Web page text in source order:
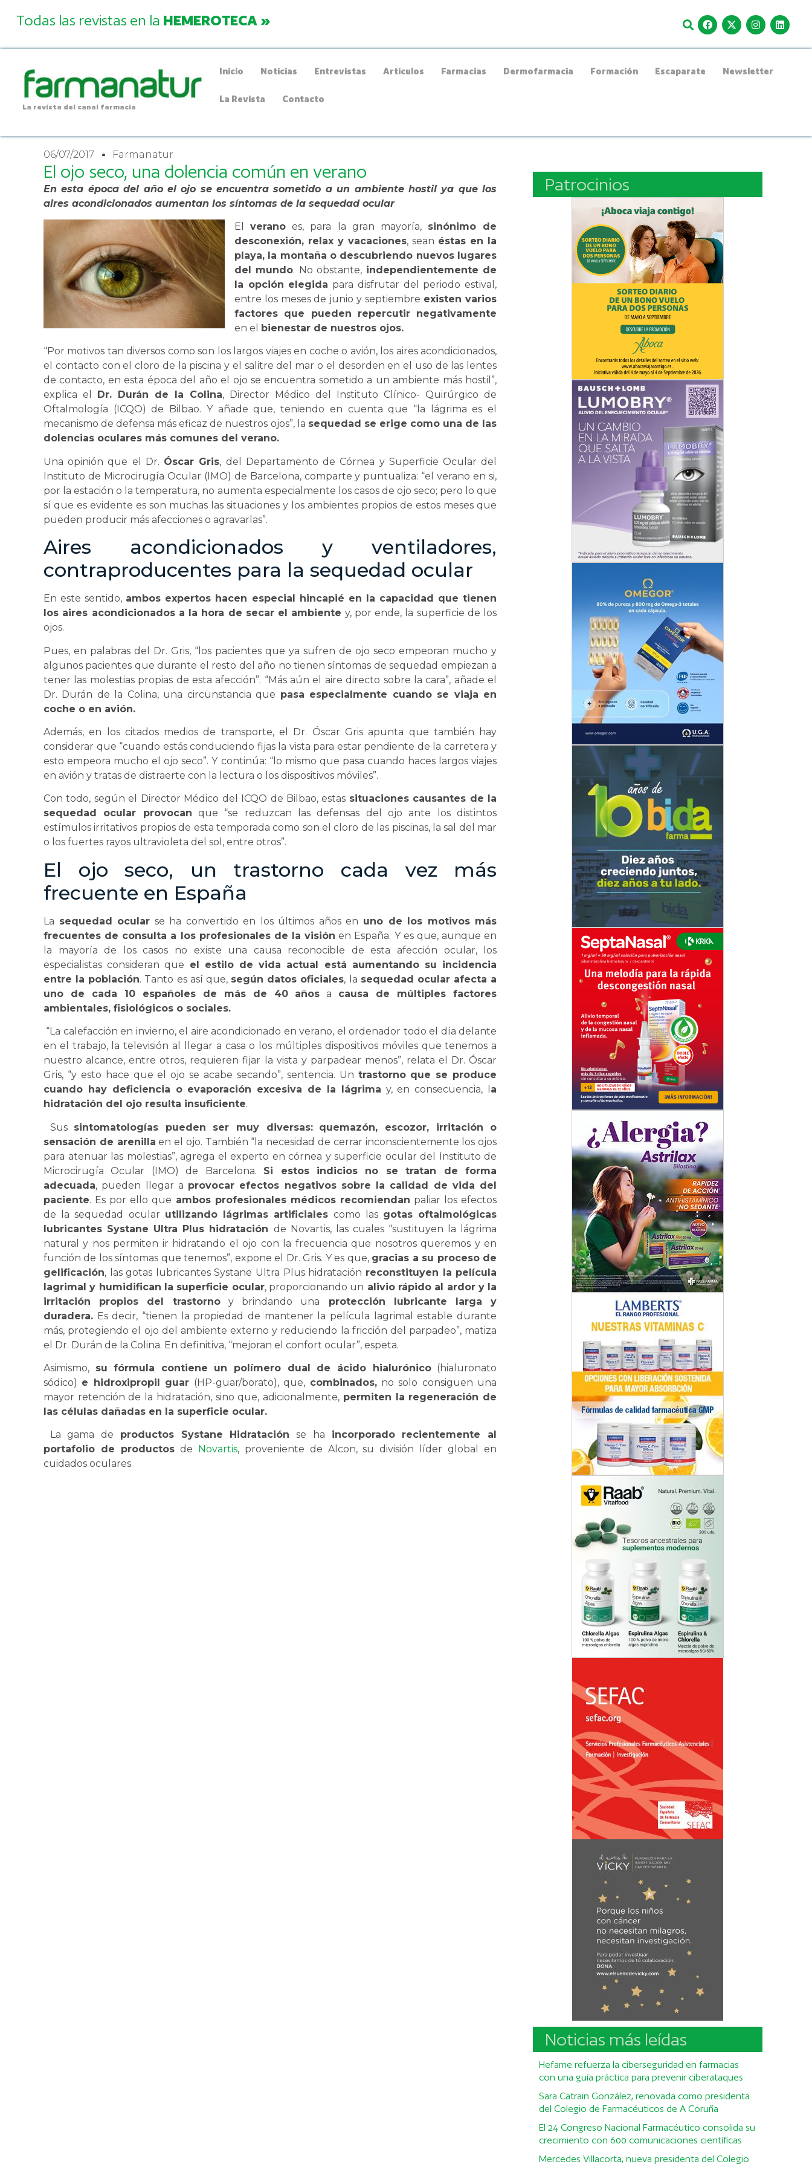
Todas las revistas en la HEMEROTECA »
La revista del canal farmacia
Inicio Noticias Entrevistas Artículos Farmacias Dermofarmacia Formación Escaparate Newsletter
La Revista Contacto
06/07/2017 Farmanatur
El ojo seco, una dolencia común en verano
En esta época del año el ojo se encuentra sometido a un ambiente hostil ya que los
aires acondicionados aumentan los síntomas de la sequedad ocular
Elverano es, para la gran mayoría, sinónimo de
desconexión, relax y vacaciones, sean éstas en la
playa, la montaña o descubriendo nuevos lugares
del mundo. No obstante, independientemente de
la opción elegida para disfrutar del periodo estival,
entre los meses de junio y septiembre existen varios
factores que pueden repercutir negativamente
en el bienestar de nuestros ojos.
“Por motivos tan diversos como son los largos viajes en coche o avión, los aires acondicionados,
el contacto con el cloro de la piscina y el salitre del mar o el desorden en el uso de las lentes
de contacto, en esta época del año el ojo se encuentra sometido a un ambiente más hostil”,
explica el
Dr. Durán de la Colina, Director Médico del Instituto Clínico- Quirúrgico de
Oftalmología (ICQO) de Bilbao. Y añade que, teniendo en cuenta que “la lágrima es el
mecanismo de defensa más eficaz de nuestros ojos”, la sequedad se erige como una de las
dolencias oculares más comunes del verano.
Una opinión que el Dr. Óscar Gris, del Departamento de Córnea y Superficie Ocular del
Instituto de Microcirugía Ocular (IMO) de Barcelona, comparte y puntualiza: “el verano en si,
por la estación o la temperatura, no aumenta especialmente los casos de ojo seco; pero lo que
sí que es evidente es son muchas las situaciones y los ambientes propios de estos meses que
pueden producir más afecciones o agravarlas”.
Aires acondicionados y ventiladores,
contraproducentes para la sequedad ocular
En este sentido, ambos expertos hacen especial hincapié en la capacidad que tienen
los aires acondicionados a la hora de secar el ambiente y, por ende, la superficie de los
ojos.
Pues, en palabras del Dr. Gris, “los pacientes que ya sufren de ojo seco empeoran mucho y
algunos pacientes que durante el resto del año no tienen síntomas de sequedad empiezan a
tener las molestias propias de esta afección”. “Más aún el aire directo sobre la cara”, añade el
Dr. Durán de la Colina, una circunstancia que pasa especialmente cuando se viaja en
coche o en avión.
Además, en los citados medios de transporte, el Dr. Óscar Gris apunta que también hay
considerar que “cuando estás conduciendo fijas la vista para estar pendiente de la carretera y
esto empeora mucho el ojo seco”. Y continúa: “lo mismo que pasa cuando haces largos viajes
en avión y tratas de distraerte con la lectura o los dispositivos móviles”.
Con todo, según el Director Médico del ICQO de Bilbao, estas situaciones causantes de la
sequedad ocular provocan que “se reduzcan las defensas del ojo ante los distintos
estímulos irritativos propios de esta temporada como son el cloro de las piscinas, la sal del mar
o los fuertes rayos ultravioleta del sol, entre otros”.
El ojo seco, un trastorno cada vez más
frecuente en España
La sequedad ocular se ha convertido en los últimos años en uno de los motivos más
frecuentes de consulta a los profesionales de la visión en España. Y es que, aunque en
la mayoría de los casos no existe una causa reconocible de esta afección ocular, los
especialistas consideran que el estilo de vida actual está aumentando su incidencia
entre la población. Tanto es así que, según datos oficiales, la sequedad ocular afecta a
uno de cada 10 españoles de más de 40 años a causa de múltiples factores
ambientales, fisiológicos o sociales.
“La calefacción en invierno, el aire acondicionado en verano, el ordenador todo el día delante
en el trabajo, la televisión al llegar a casa o los múltiples dispositivos móviles que tenemos a
nuestro alcance, entre otros, requieren fijar la vista y parpadear menos”, relata el Dr. Óscar
Gris, “y esto hace que el ojo se acabe secando”, sentencia. Un trastorno que se produce
cuando hay deficiencia o evaporación excesiva de la lágrima y, en consecuencia, l a
hidratación del ojo resulta insuficiente.
Sus sintomatologías pueden ser muy diversas: quemazón, escozor, irritación o
sensación de arenilla en el ojo. También “la necesidad de cerrar inconscientemente los ojos
para atenuar las molestias”, agrega el experto en córnea y superficie ocular del Instituto de
Microcirugía Ocular (IMO) de Barcelona. Si estos indicios no se tratan de forma
adecuada, pueden llegar a provocar efectos negativos sobre la calidad de vida del
paciente. Es por ello que ambos profesionales médicos recomiendan paliar los efectos
de la sequedad ocular utilizando lágrimas artificiales como las gotas oftalmológicas
lubricantes Systane Ultra Plus hidratación de Novartis, las cuales “sustituyen la lágrima
natural y nos permiten ir hidratando el ojo con la frecuencia que nosotros queremos y en
función de los síntomas que tenemos”, expone el Dr. Gris. Y es que, gracias a su proceso de
gelificación, las gotas lubricantes Systane Ultra Plus hidratación reconstituyen la película
lagrimal y humidifican la superficie ocular, proporcionando un alivio rápido al ardor y la
irritación propios del trastornoy brindando una protección lubricante larga y
duradera. Es decir, “tienen la propiedad de mantener la película lagrimal estable durante
más, protegiendo el ojo del ambiente externo y reduciendo la fricción del parpadeo”, matiza
el Dr. Durán de la Colina. En definitiva, “mejoran el confort ocular”, espeta.
Asimismo, su fórmula contiene un polímero dual de ácido hialurónico(hialuronato
sódico) e hidroxipropil guar (HP-guar/borato), que, combinados,no solo consiguen una
mayor retención de la hidratación, sino que, adicionalmente, permiten la regeneración de
las células dañadas en la superficie ocular.
La gama de productos Systane Hidratación se ha incorporado recientemente al
portafolio de productosde Novartis, proveniente de Alcon, su división líder global en
cuidados oculares.
Patrocinios
Noticias más leídas
Hefame refuerza la ciberseguridad en farmacias
con una guía práctica para prevenir ciberataques
Sara Catrain González, renovada como presidenta
del Colegio de Farmacéuticos de A Coruña
El 24 Congreso Nacional Farmacéutico consolida su
crecimiento con 600 comunicaciones científicas
Mercedes Villacorta, nueva presidenta del Colegio